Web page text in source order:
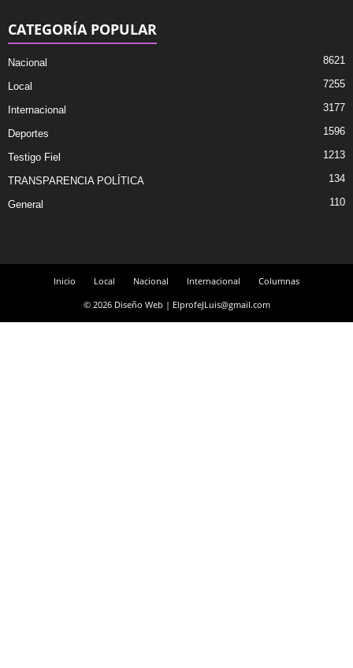
CATEGORÍA POPULAR
Nacional 8621
Local 7255
Internacional 3177
Deportes 1596
Testigo Fiel 1213
TRANSPARENCIA POLÍTICA 134
General 110
Inicio Local Nacional Internacional
Columnas
© 2026 Diseño Web | ElprofeJLuis@gmail.com